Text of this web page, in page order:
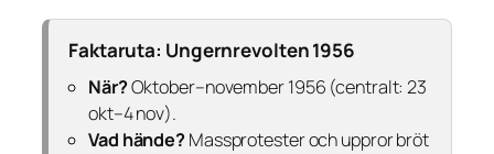
Faktaruta: Ungernrevolten 1956
När?Oktober–november 1956 (centralt: 23
okt–4 nov).
Vad hände?Massprotester och uppror bröt